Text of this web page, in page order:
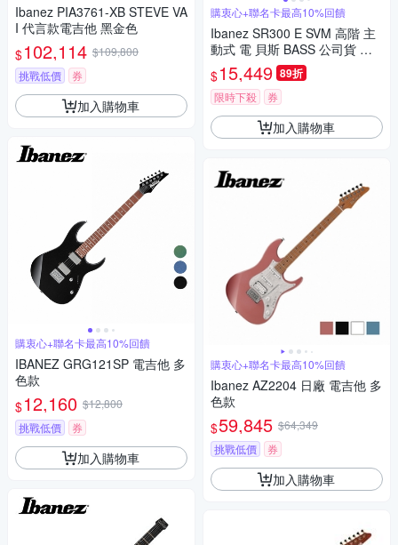
Ibanez PIA3761-XB STEVE VA
I 代言款電吉他 黑金色
$102,114 $109,800
挑戰低價
券
加入購物車
購衷心+聯名卡最高10%回饋
IBANEZ GRG121SP 電吉他 多
色款
$12,160 $12,800
挑戰低價
券
加入購物車
購衷心+聯名卡最高10%回饋
Ibanez SR300 E SVM 高階 主
動式 電 貝斯 BASS 公司貨 印
尼廠 公司貨 供應 SR300E
$15,449 89折
限時下殺 券
加入購物車
購衷心+聯名卡最高10%回饋
Ibanez AZ2204 日廠 電吉他 多
色款
$59,845 $64,349
挑戰低價
券
加入購物車